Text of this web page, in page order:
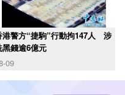
港警方“捷駒”行動拘147人 涉
黑錢逾6億元
09